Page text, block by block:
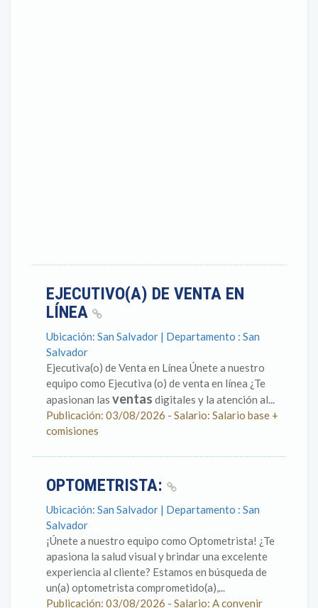
EJECUTIVO(A) DE VENTA EN
LÍNEA
Ubicación: San Salvador | Departamento : San
Salvador
Ejecutiva(o) de Venta en Línea Únete a nuestro
equipo como Ejecutiva (o) de venta en línea ¿Te
apasionan las ventas digitales y la atención al...
Publicación: 03/08/2026 - Salario: Salario base +
comisiones
OPTOMETRISTA:
Ubicación: San Salvador | Departamento : San
Salvador
¡Únete a nuestro equipo como Optometrista! ¿Te
apasiona la salud visual y brindar una excelente
experiencia al cliente? Estamos en búsqueda de
un(a) optometrista comprometido(a),...
Publicación: 03/08/2026 - Salario: A convenir